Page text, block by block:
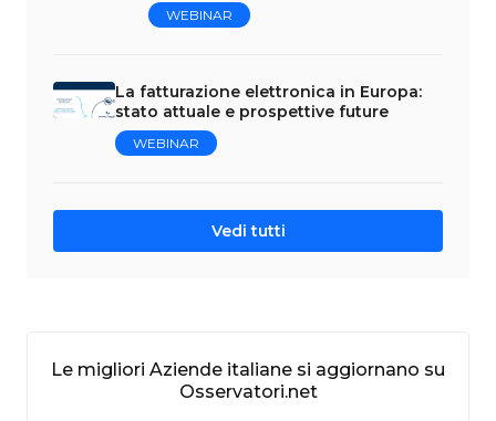
WEBINAR
La fatturazione elettronica in Europa:
stato attuale e prospettive future
WEBINAR
Vedi tutti
Le migliori Aziende italiane si aggiornano su
Osservatori.net